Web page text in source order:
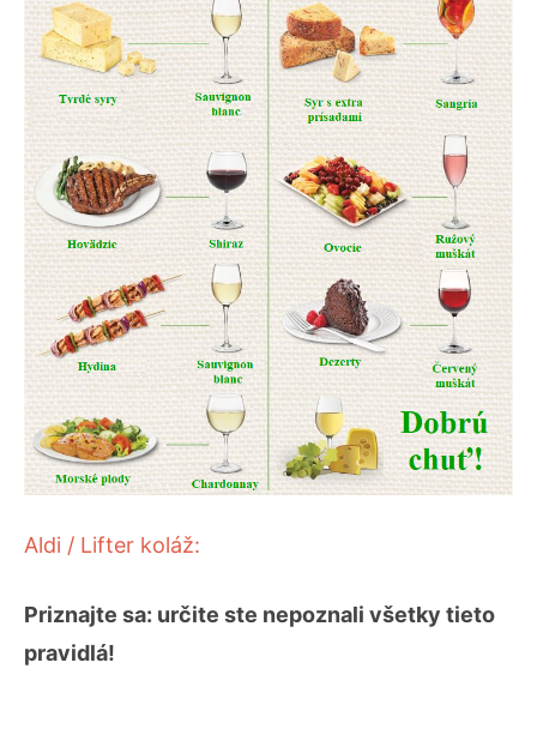
Aldi / Lifter koláž:
Priznajte sa: určite ste nepoznali všetky tieto
pravidlá!